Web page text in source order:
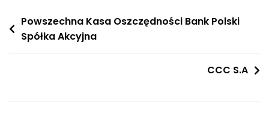
Nawigacja
wpisu
Powszechna Kasa Oszczędności Bank Polski
Spółka Akcyjna
CCC S.A